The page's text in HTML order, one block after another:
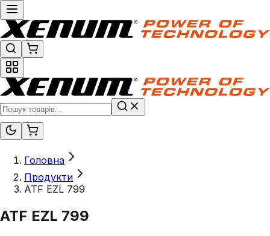
Головна
Продукти
ATF EZL 799
ATF EZL 799